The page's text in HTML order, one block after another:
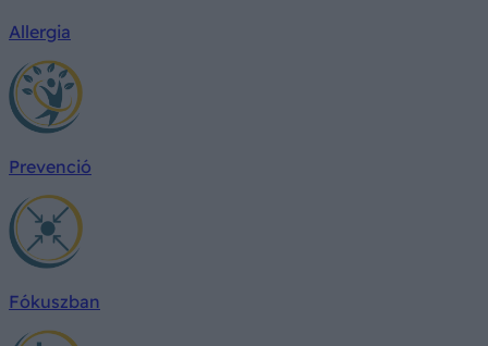
Allergia
Prevenció
Fókuszban